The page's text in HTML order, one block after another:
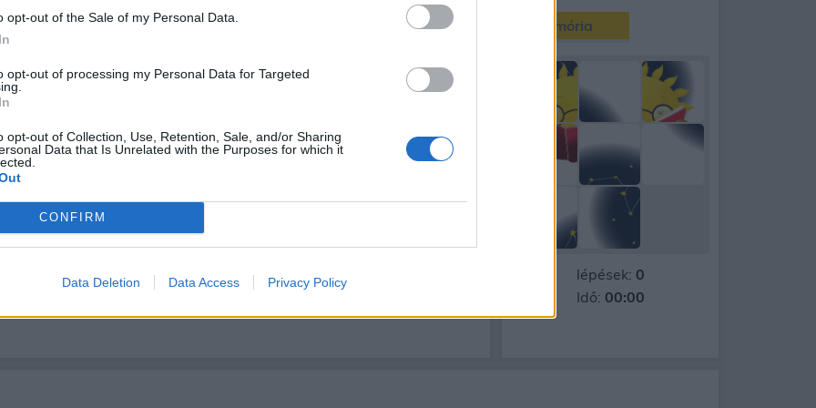
opt-out of the Sale of my Personal Data.
opt-out of processing my Personal Data for Targeted
opt-out of Collection, Use, Retention, Sale, and/or Sharing
Data that Is Unrelated with the Purposes for which it
CONFIRM
Data Deletion Data Access Privacy Policy
30naposelőrejelzés 90napos
Aug 10.
37
18
Aug 11.
K
37
Aug 12.
36
Aug 13.
CS
Aug 15.
SZ
36
Memória
lépések: 0
Idő: 00:00